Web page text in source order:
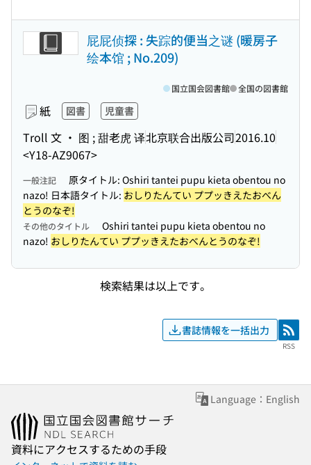
屁屁侦探 : 失踪的便当之谜 (暖房子
绘本馆 ; No.209)
紙 図書 児童書
Troll 文 ・ 图 ;‎ 甜老虎 译北京联合出版公司2016.10
<Y18-AZ9067>
国立国会図書館 全国の図書館
一般注記
原タイトル: Oshiri tantei pupu kieta obentou no
nazo! 日本語タイトル: おしりたんてい ププッきえたおべん
とうのなぞ!
その他のタイトル
Oshiri tantei pupu kieta obentou no
nazo! おしりたんてい ププッきえたおべんとうのなぞ!
検索結果は以上です。
書誌情報を一括出力 RSS
RSS
Language：English
資料にアクセスするための手段